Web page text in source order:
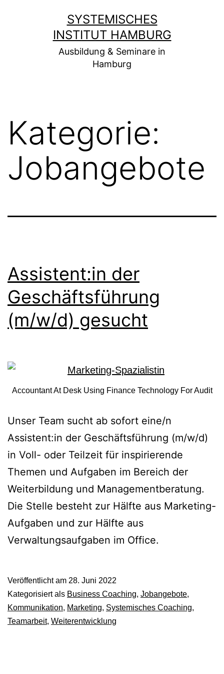
SYSTEMISCHES
INSTITUT HAMBURG
Ausbildung & Seminare in
Hamburg
Kategorie:
Jobangebote
Assistent:in der
Geschäftsführung
(m/w/d) gesucht
Accountant At Desk Using Finance Technology For Audit
Unser Team sucht ab sofort eine/n
Assistent:in der Geschäftsführung (m/w/d)
in Voll- oder Teilzeit für inspirierende
Themen und Aufgaben im Bereich der
Weiterbildung und Managementberatung.
Die Stelle besteht zur Hälfte aus Marketing-
Aufgaben und zur Hälfte aus
Verwaltungsaufgaben im Office.
Veröffentlicht am 28. Juni 2022
Kategorisiert als Business Coaching, Jobangebote,
Kommunikation, Marketing, Systemisches Coaching,
Teamarbeit, Weiterentwicklung